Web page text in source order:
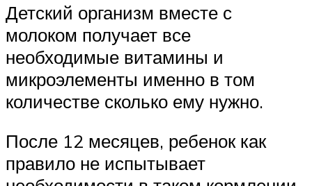
Детский организм вместе с
молоком получает все
необходимые витамины и
микроэлементы именно в том
количестве сколько ему нужно.
После 12 месяцев, ребенок как
правило не испытывает